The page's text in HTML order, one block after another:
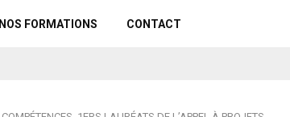
NOS FORMATIONS CONTACT